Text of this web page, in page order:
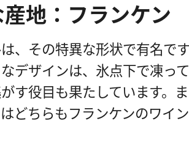
地：フランケン
、その特異な形状で有名
デザインは、氷点下で凍っ
す役目も果たしています。
どちらもフランケンのワイ